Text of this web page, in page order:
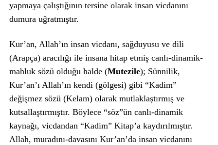
yapmaya çalıştığının tersine olarak insan vicdanını
dumura uğratmıştır.
Kur’an, Allah’ın insan vicdanı, sağduyusu ve dili
(Arapça) aracılığı ile insana hitap etmiş canlı-dinamik-
mahluk sözü olduğu halde (Mutezile); Sünnilik,
Kur’an’ı Allah’ın kendi (gölgesi) gibi “Kadim”
değişmez sözü (Kelam) olarak mutlaklaştırmış ve
kutsallaştırmıştır. Böylece “söz”ün canlı-dinamik
kaynağı, vicdandan “Kadim” Kitap’a kaydırılmıştır.
Allah, muradını-davasını Kur’an’da insan vicdanını